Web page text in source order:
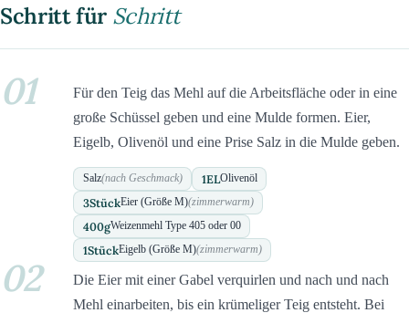
Schritt für Schritt
01
Für den Teig das Mehl auf die Arbeitsfläche oder in eine
große Schüssel geben und eine Mulde formen. Eier,
Eigelb, Olivenöl und eine Prise Salz in die Mulde geben.
Salz(nach Geschmack) 1ELOlivenöl
3StückEier (Größe M)(zimmerwarm)
400gWeizenmehl Type 405 oder 00
1StückEigelb (Größe M)(zimmerwarm)
02
Die Eier mit einer Gabel verquirlen und nach und nach
Mehl einarbeiten, bis ein krümeliger Teig entsteht. Bei